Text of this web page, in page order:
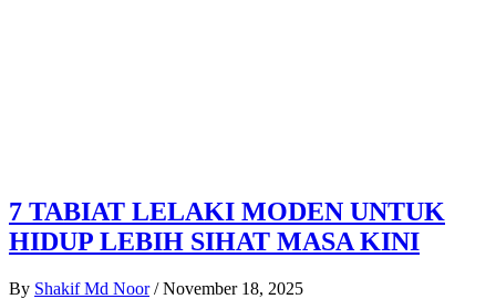
7 TABIAT LELAKI MODEN UNTUK
HIDUP LEBIH SIHAT MASA KINI
By Shakif Md Noor / November 18, 2025